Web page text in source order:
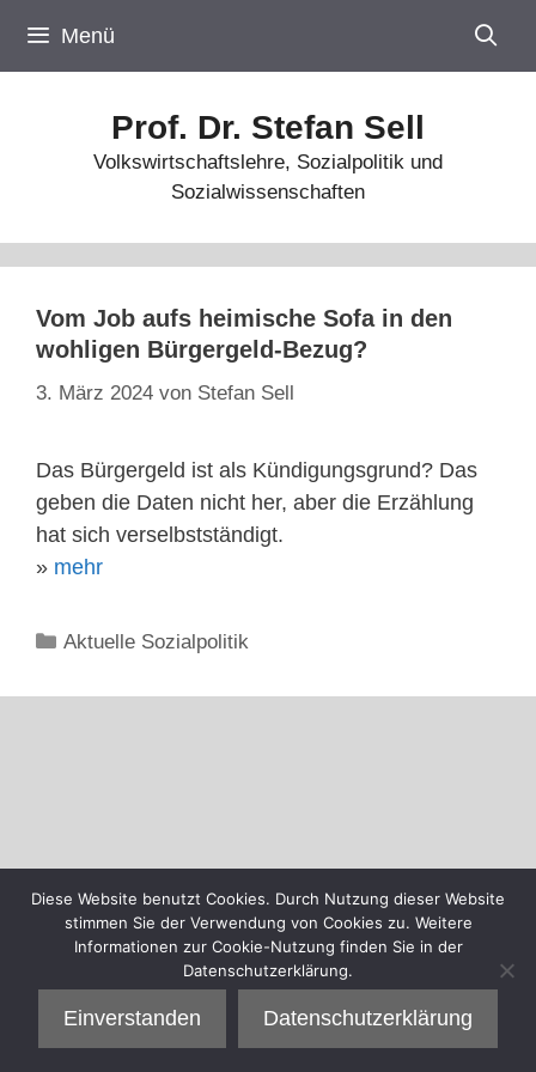
Inhalt
springen
Menü
Prof. Dr. Stefan Sell
Volkswirtschaftslehre, Sozialpolitik und
Sozialwissenschaften
Vom Job aufs heimische Sofa in den
wohligen Bürgergeld-Bezug?
3. März 2024 von Stefan Sell
Das Bürgergeld ist als Kündigungsgrund? Das
geben die Daten nicht her, aber die Erzählung
hat sich verselbstständigt.
» mehr
Kategorien
Aktuelle Sozialpolitik
Diese Website benutzt Cookies. Durch Nutzung dieser Website
stimmen Sie der Verwendung von Cookies zu. Weitere
Informationen zur Cookie-Nutzung finden Sie in der
Datenschutzerklärung.
Einverstanden Datenschutzerklärung